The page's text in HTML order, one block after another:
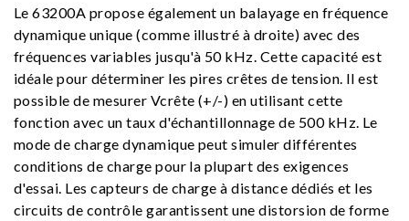
Le 63200A propose également un balayage en fréquence
dynamique unique (comme illustré à droite) avec des
fréquences variables jusqu'à 50 kHz. Cette capacité est
idéale pour déterminer les pires crêtes de tension. Il est
possible de mesurer Vcrête (+/-) en utilisant cette
fonction avec un taux d'échantillonnage de 500 kHz. Le
mode de charge dynamique peut simuler différentes
conditions de charge pour la plupart des exigences
d'essai. Les capteurs de charge à distance dédiés et les
circuits de contrôle garantissent une distorsion de forme